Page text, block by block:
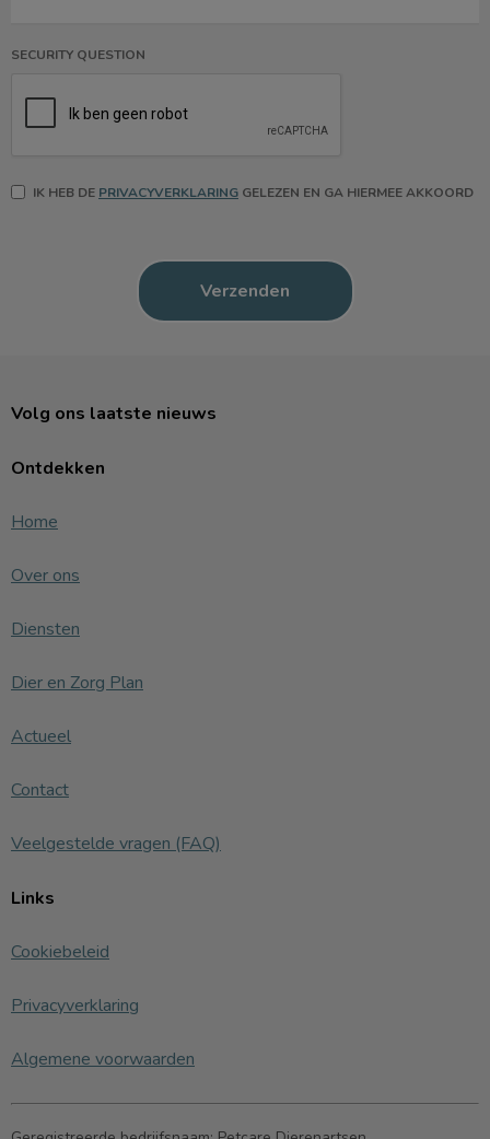
SECURITY QUESTION
IK HEB DE PRIVACYVERKLARING GELEZEN EN GA HIERMEE AKKOORD
Ontdekken
Home
Over ons
Diensten
Dier en Zorg Plan
Actueel
Contact
Veelgestelde vragen (FAQ)
Links
Cookiebeleid
Privacyverklaring
Algemene voorwaarden
Volg ons laatste nieuws